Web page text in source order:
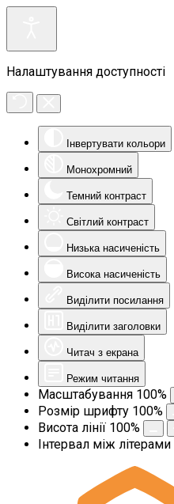
Налаштування доступності
Інвертувати кольори
Монохромний
Темний контраст
Світлий контраст
Низька насиченість
Висока насиченість
Виділити посилання
Виділити заголовки
Читач з екрана
Режим читання
Масштабування 100%
Розмір шрифту 100%
Висота лінії 100%
Інтервал між літерами